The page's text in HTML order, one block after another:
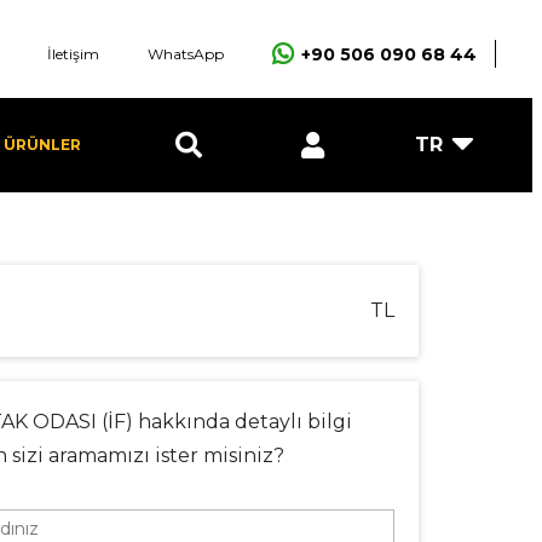
İletişim WhatsApp +90 506 090 68 44
ÜYE OL
TR
TL
ODASI (İF) hakkında detaylı bilgi
aramamızı ister misiniz?